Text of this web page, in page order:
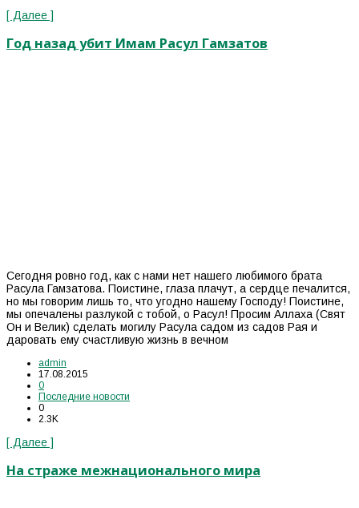
[ Далее ]
Год назад убит Имам Расул Гамзатов
Сегодня ровно год, как с нами нет нашего любимого брата
Расула Гамзатова. Поистине, глаза плачут, а сердце печалится,
но мы говорим лишь то, что угодно нашему Господу! Поистине,
мы опечалены разлукой с тобой, о Расул! Просим Аллаха (Свят
Он и Велик) сделать могилу Расула садом из садов Рая и
даровать ему счастливую жизнь в вечном
admin
17.08.2015
0
Последние новости
0
2.3K
[ Далее ]
На страже межнационального мира